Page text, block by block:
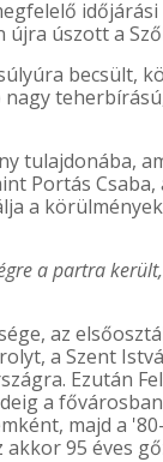
úszott a
becsült,
tulajdonába,
Portás
a
a partra
az
a Szent
Ezután
a
majd a
95 éves